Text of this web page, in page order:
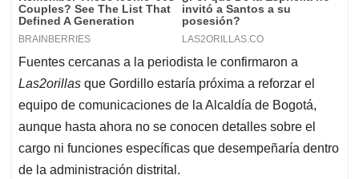
Fuentes cercanas a la periodista le confirmaron a
Las2orillas que Gordillo estaría próxima a reforzar el
equipo de comunicaciones de la Alcaldía de Bogotá,
aunque hasta ahora no se conocen detalles sobre el
cargo ni funciones específicas que desempeñaría dentro
de la administración distrital.